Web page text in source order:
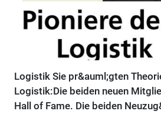
Logistik Sie pr&auml;gten
Logistik:Die beiden neuen
Hall of Fame. Die beiden